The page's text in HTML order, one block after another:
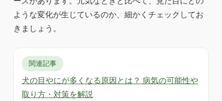
ような変化が生じているのか、細かくチェックしてお
きましょう。
関連記事
犬の目やにが多くなる原因とは？ 病気の可能性や
取り方・対策を解説